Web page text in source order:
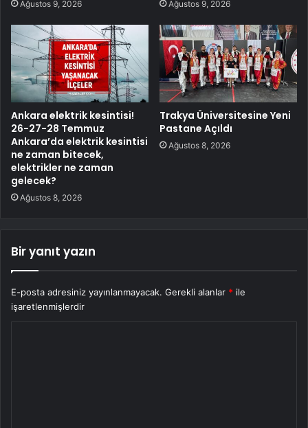
Ağustos 9, 2026 Ağustos 9, 2026
Ankara elektrik kesintisi!
26-27-28 Temmuz
Ankara’da elektrik kesintisi
ne zaman bitecek,
elektrikler ne zaman
gelecek?
Ağustos 8, 2026
Trakya Üniversitesine Yeni
Pastane Açıldı
Ağustos 8, 2026
Bir yanıt yazın
E-posta adresiniz yayınlanmayacak. Gerekli alanlar * ile
işaretlenmişlerdir